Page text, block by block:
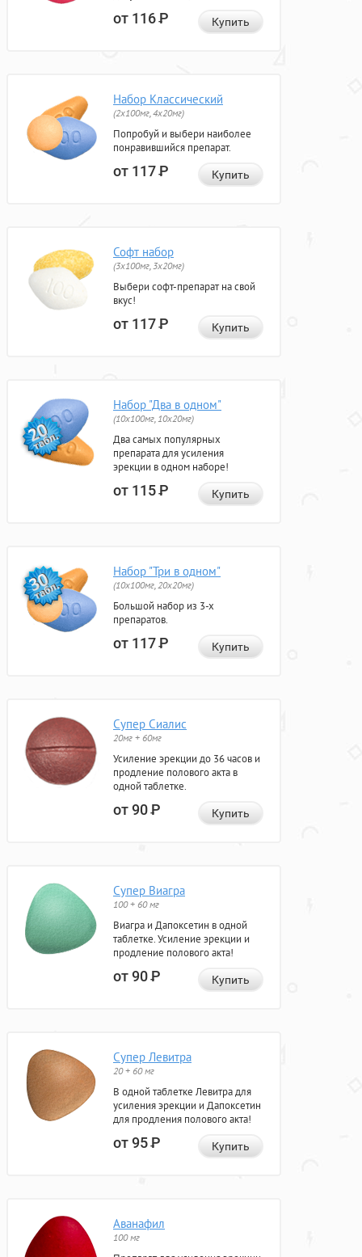
от 116Р Купить
Набор Классический
(2x100мг, 4x20мг)
Попробуй и выбери наиболее
понравившийся препарат.
от 117Р Купить
Софт набор
(3x100мг, 3x20мг)
Выбери софт-препарат на свой
вкус!
от 117Р Купить
Набор "Два в одном"
(10x100мг, 10x20мг)
Два самых популярных
препарата для усиления
эрекции в одном наборе!
от 115Р Купить
Набор "Три в одном"
(10x100мг, 20x20мг)
Большой набор из 3-х
препаратов.
от 117Р Купить
Супер Сиалис
20мг + 60мг
Усиление эрекции до 36 часов и
продление полового акта в
одной таблетке.
от 90Р Купить
Супер Виагра
100 + 60 мг
Виагра и Дапоксетин в одной
таблетке. Усиление эрекции и
продление полового акта!
от 90Р Купить
Супер Левитра
20 + 60 мг
В одной таблетке Левитра для
усиления эрекции и Дапоксетин
для продления полового акта!
от 95Р Купить
Аванафил
100 мг